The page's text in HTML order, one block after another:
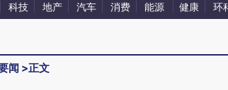
科技 地产 汽车 消费 能源 健康 环
闻 >正文